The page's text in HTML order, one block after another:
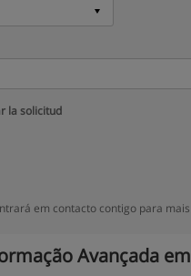
la solicitud
em contacto contigo para
Avançada